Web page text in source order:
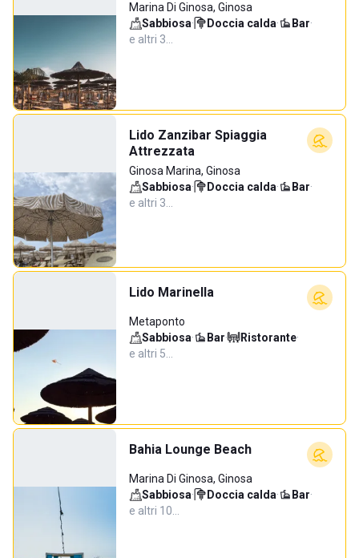
Marina Di Ginosa, Ginosa
Sabbiosa· Doccia calda· Bar·
e altri 3…
Lido Zanzibar Spiaggia
Attrezzata
Ginosa Marina, Ginosa
Sabbiosa· Doccia calda· Bar·
e altri 3…
Lido Marinella
Metaponto
Sabbiosa· Bar· Ristorante·
e altri 5…
Bahia Lounge Beach
Marina Di Ginosa, Ginosa
Sabbiosa· Doccia calda· Bar·
e altri 10…